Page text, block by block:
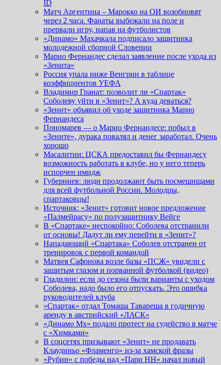
ID
Матч Аргентина – Марокко на ОИ возобновят
через 2 часа. Фанаты выбежали на поле и
прервали игру, напав на футболистов
«Динамо» Махачкала подписало защитника
молодежной сборной Словении
Марио Фернандес сделал заявление после ухода из
«Зенита»
Россия упала ниже Венгрии в таблице
коэффициентов УЕФА
Владимир Гранат: позволит ли «Спартак»
Соболеву уйти в «Зенит»? А куда деваться?
«Зенит» объявил об уходе защитника Марио
Фернандеса
Пономарев — о Марио Фернандесе: побыл в
«Зените», дурака повалял и денег заработал. Очень
хорошо
Масалитин: ЦСКА предоставил бы Фернандесу
возможность работать в клубе, но у него теперь
испорчен имидж
Губерниев: люди продолжают быть посмешищами
для всей футбольной России. Молодцы,
спартаковцы!
Источник: «Зенит» готовит новое предложение
«Палмейрасу» по полузащитнику Вейге
В «Спартаке» неспокойно: Соболева отстранили
от основы! Дадут ли ему перейти в «Зенит»?
Нападающий «Спартака» Соболев отстранен от
тренировок с первой командой
Матвея Сафонова возле базы «ПСЖ» увидели с
зашитым глазом и порванной футболкой (видео)
Гладилин: если до сезона были варианты с уходом
Соболева, надо было его отпускать. Это ошибка
руководителей клуба
«Спартак» отдал Томаша Тавареша в годичную
аренду в австрийский «ЛАСК»
«Динамо Мх» подало протест на судейство в матче
с «Химками»
В соцсетях призывают «Зенит» не продавать
Клаудиньо «Фламенго» из-за хамской фразы
«Рубин» с победы над «Пари НН» начал новый